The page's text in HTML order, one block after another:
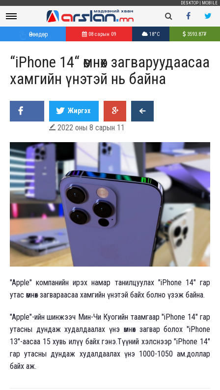
DESKTOP MOBILE
Өнөөдөр 08 сарын 09 18°C 3593.87₮
“iPhone 14“ өмнөх загваруудаасаа
хамгийн үнэтэй нь байна
Жиргэх
 2022 оны 8 сарын 11
"Apple" компанийн ирэх намар танилцуулах "iPhone 14" гар
утас өмнөх загвараасаа хамгийн үнэтэй байх болно үзэж байна.
"Apple"-ийн шинжээч Мин-Чи Куогийн таамгаар "iPhone 14" гар
утасны дундаж худалдаалах үнэ өмнөх загвар болох "iPhone
13"-аасаа 15 хувь илүү байх гэнэ.Түүний хэлснээр "iPhone 14"
гар утасны дундаж худалдаалах үнэ 1000-1050 ам.доллар
байх аж.